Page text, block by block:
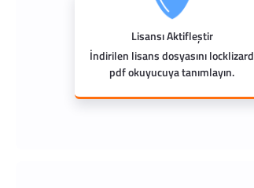
Lisansı Aktifleştir
İndirilen lisans dosyasını locklizard
pdf okuyucuya tanımlayın.